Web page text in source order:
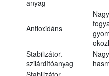
anyag
Antioxidáns
Stabilizátor,
szilárdítóanyag
Stabilizátor,